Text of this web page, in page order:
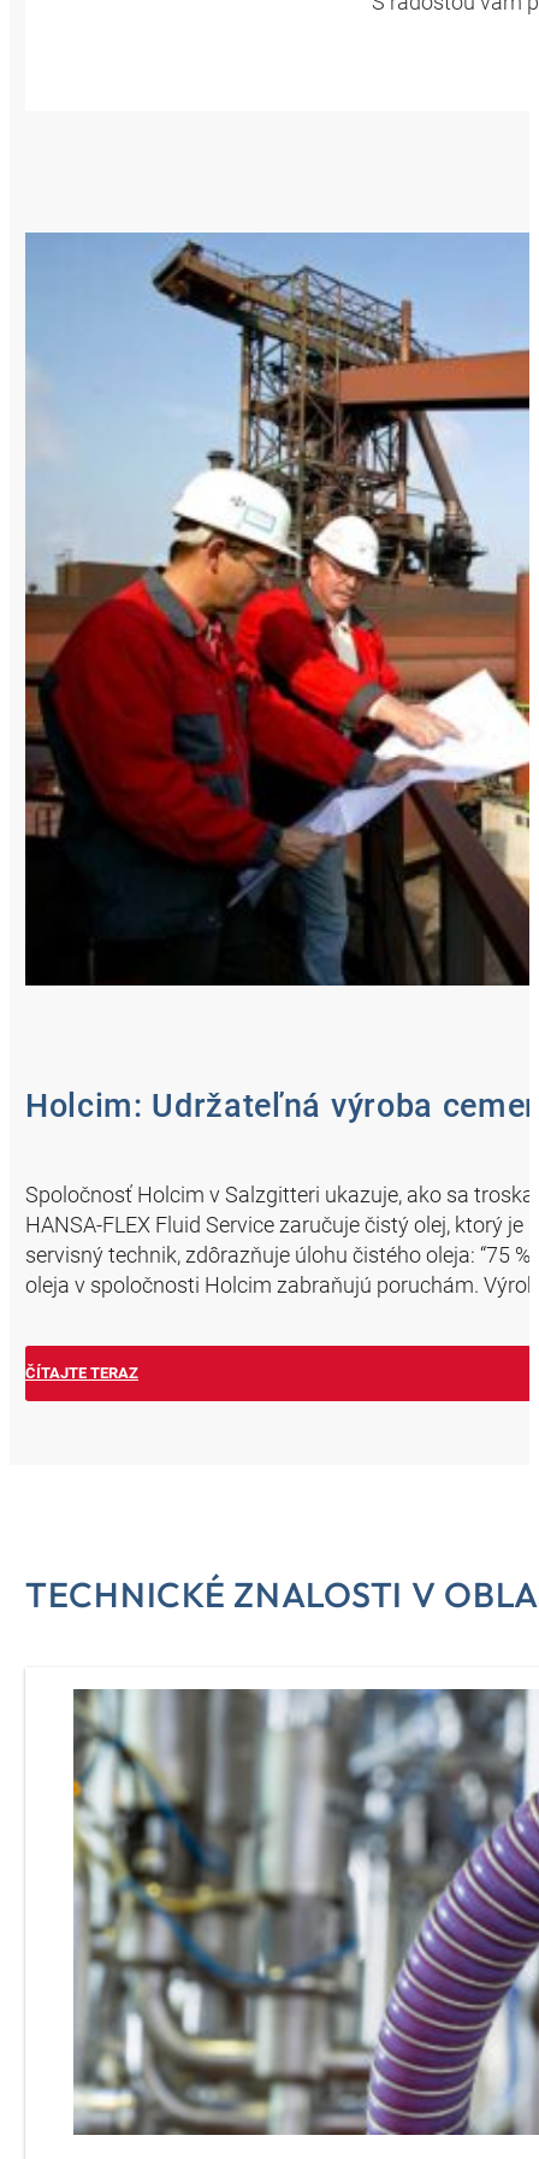
Holcim: Udržateľná výroba
Spoločnosť Holcim v Salzgitteri ukazuje, ako sa
HANSA-FLEX Fluid Service zaručuje čistý olej, ktorý
servisný technik, zdôrazňuje úlohu čistého oleja: “75
oleja v spoločnosti Holcim zabraňujú poruchám.
ČÍTAJTE TERAZ
TECHNICKÉ ZNALOSTI V